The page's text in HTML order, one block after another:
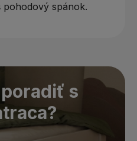
pohodový spánok.
s